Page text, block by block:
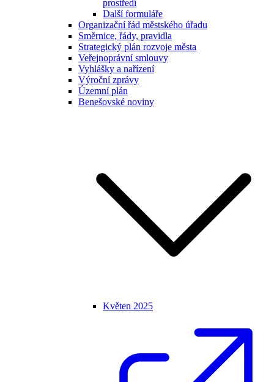
prostředí
Další formuláře
Organizační řád městského úřadu
Směrnice, řády, pravidla
Strategický plán rozvoje města
Veřejnoprávní smlouvy
Vyhlášky a nařízení
Výroční zprávy
Územní plán
Benešovské noviny
Květen 2025